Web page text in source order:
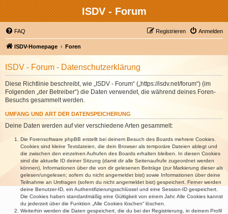
ISDV - Forum
FAQ Anmelden
Registrieren
ISDV-Homepage Foren
ISDV - Forum - Datenschutzerklärung
Diese Richtlinie beschreibt, wie „ISDV - Forum“ („https://isdv.net/forum“) (im
Folgenden „der Betreiber“) die Daten verwendet, die während deines Foren-
Besuchs gesammelt werden.
UMFANG UND ART DER DATENSPEICHERUNG
Deine Daten werden auf vier verschiedene Arten gesammelt:
Die Forensoftware phpBB erstellt bei deinem Besuch des Boards mehrere Cookies.
Cookies sind kleine Textdateien, die dein Browser als temporäre Dateien ablegt und
die zwischen den einzelnen Aufrufen des Boards erhalten bleiben. In diesen Cookies
sind die aktuelle ID deiner Sitzung (damit dir alle Seitenaufrufe zugeordnet werden
können), Informationen über die von dir gelesenen Beiträge (zur Markierung dieser als
gelesen/ungelesen; sofern du nicht angemeldet bist) sowie Informationen über deine
Teilnahme an Umfragen (sofern du nicht angemeldet bist) gespeichert. Ferner werden
deine Benutzer-ID, ein Authentifizierungsschlüssel und eine Session-ID gespeichert.
Die Cookies haben standardmäßig eine Gültigkeit von einem Jahr. Alle Cookies kannst
du jederzeit über die Funktion „Alle Cookies löschen“ löschen.
Weiterhin werden die Daten gespeichert, die du bei der Registrierung, in deinem Profil